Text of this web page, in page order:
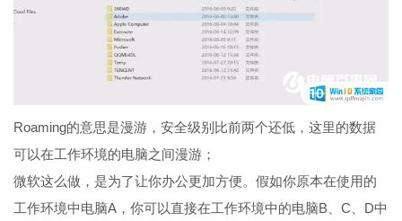
Roaming的意思是漫游，安全级别比前两个还低，这里的数据
可以在工作环境的电脑之间漫游；
微软这么做，是为了让你办公更加方便。假如你原本在使用的
工作环境中电脑A，你可以直接在工作环境中的电脑B、C、D中